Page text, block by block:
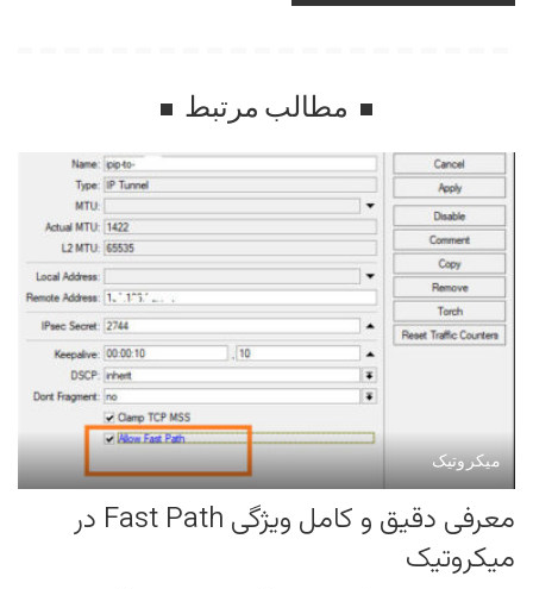
مطالب مرتبط
میکروتیک
معرفی دقیق و کامل ویژگی Fast Path در
میکروتیک